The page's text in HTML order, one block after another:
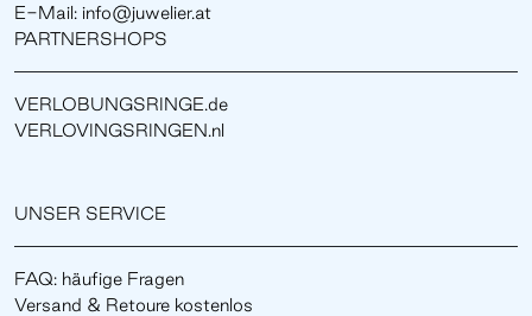
E-Mail: info@juwelier.at
PARTNERSHOPS
VERLOBUNGSRINGE.de
VERLOVINGSRINGEN.nl
UNSER SERVICE
FAQ: häufige Fragen
Versand & Retoure kostenlos